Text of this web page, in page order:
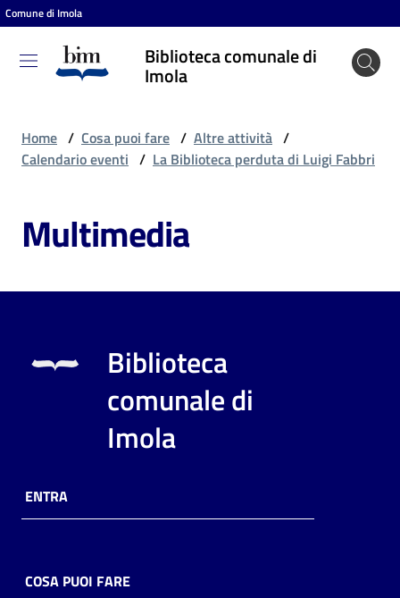
Vai al contenuto
Vai alla navigazione
Vai al footer
Comune di Imola
Biblioteca comunale di
Imola
Biblioteca
comunale
puoi
Risorse
online
Home / Cosa puoi fare / Altre attività /
Calendario eventi / La Biblioteca perduta di Luigi Fabbri
Multimedia
Biblioteca
comunale di
Imola
ENTRA
COSA PUOI FARE